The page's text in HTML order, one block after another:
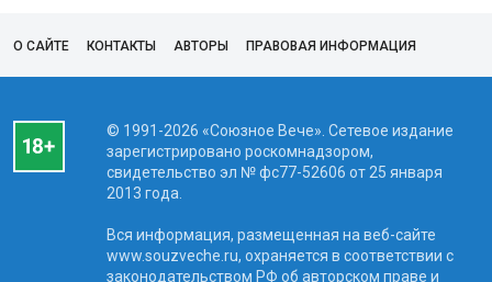
О САЙТЕ КОНТАКТЫ АВТОРЫ ПРАВОВАЯ ИНФОРМАЦИЯ
© 1991-2026 «Союзное Вече». Сетевое издание
зарегистрировано роскомнадзором,
свидетельство эл № фc77-52606 от 25 января
2013 года.
Вся информация, размещенная на веб-сайте
www.souzveche.ru, охраняется в соответствии с
законодательством РФ об авторском праве и